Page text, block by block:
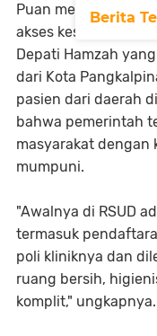
Puan
akses kesehatan
Depati Hamzah
dari Kota
pasien dari daerah
bahwa pemerintah
masyarakat dengan
mumpuni.
"Awalnya di RSUD
termasuk
poli kliniknya dan
ruang bersih,
komplit," ungkapnya.
Berita